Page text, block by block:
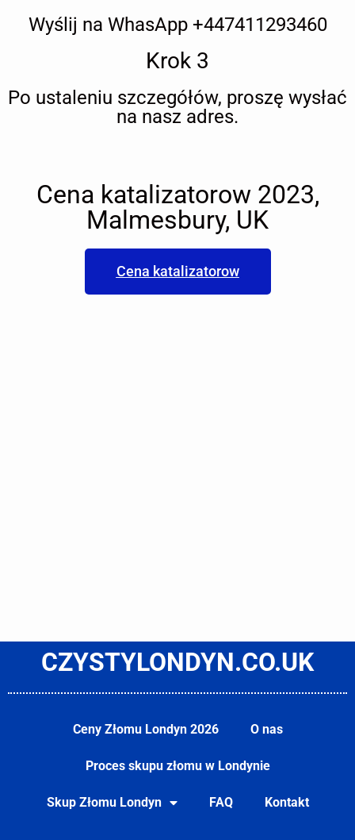
Wyślij na WhasApp +447411293460
Krok 3
Po ustaleniu szczegółów, proszę wysłać
na nasz adres.
Cena katalizatorow 2023,
Malmesbury, UK
Cena katalizatorow
CZYSTYLONDYN.CO.UK
Ceny Złomu Londyn 2026 O nas
Proces skupu złomu w Londynie
Skup Złomu Londyn FAQ Kontakt